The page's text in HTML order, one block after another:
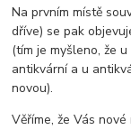
Na prvním místě
dříve) se pak
(tím je myšleno, že
antikvární a u
novou).
Věříme, že Vás